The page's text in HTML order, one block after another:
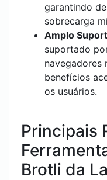
garantindo
sobrecarga
Amplo
suportado
navegadores
benefícios
os usuários.
Principais
Brotli da